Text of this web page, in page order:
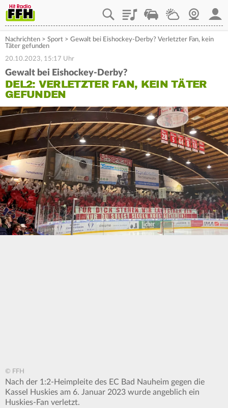
PlaylistStaupilotWetterWebcam
Nachrichten > Sport > Gewalt bei Eishockey-Derby? Verletzter Fan, kein
Täter gefunden
20.10.2023, 15:17 Uhr
Gewalt bei Eishockey-Derby?
DEL2: VERLETZTER FAN, KEIN TÄTER
GEFUNDEN
© FFH
Nach der 1:2-Heimpleite des EC Bad Nauheim gegen die
Kassel Huskies am 6. Januar 2023 wurde angeblich ein
Huskies-Fan verletzt.